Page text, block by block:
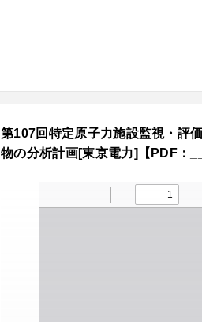
第107回特定原子力施設監視・評
物の分析計画[東京電力]【PDF：